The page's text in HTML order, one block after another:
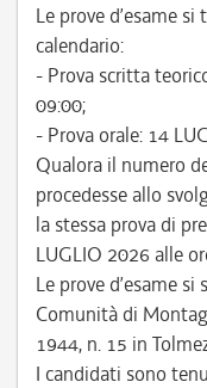
Le prove d’esame
calendario:
- Prova scritta
09:00;
- Prova orale: 14
Qualora il numero
procedesse allo
la stessa prova di
LUGLIO 2026 alle
Le prove d’esame
Comunità di
1944, n. 15 in
I candidati sono